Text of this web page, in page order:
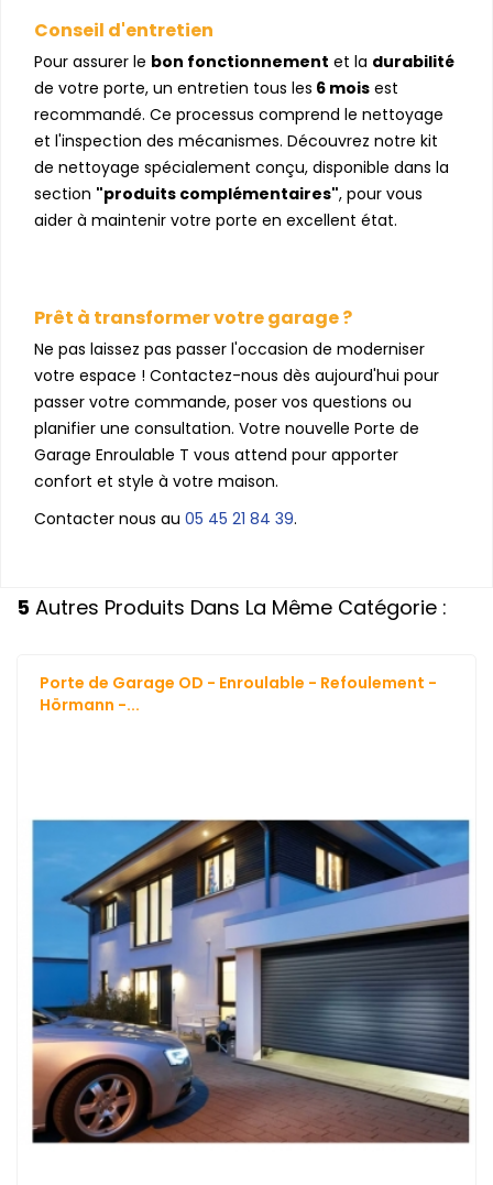
Conseil d'entretien
Pour assurer le bon fonctionnement et la durabilité
de votre porte, un entretien tous les 6 mois est
recommandé. Ce processus comprend le nettoyage
et l'inspection des mécanismes. Découvrez notre kit
de nettoyage spécialement conçu, disponible dans la
section "produits complémentaires", pour vous
aider à maintenir votre porte en excellent état.
Prêt à transformer votre garage ?
Ne pas laissez pas passer l'occasion de moderniser
votre espace ! Contactez-nous dès aujourd'hui pour
passer votre commande, poser vos questions ou
planifier une consultation. Votre nouvelle Porte de
Garage Enroulable T vous attend pour apporter
confort et style à votre maison.
Contacter nous au 05 45 21 84 39.
5 Autres Produits Dans La Même Catégorie :
Porte de Garage OD - Enroulable - Refoulement -
Hörmann -...